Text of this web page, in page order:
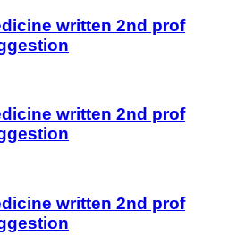
written 2nd prof
written 2nd prof
written 2nd prof